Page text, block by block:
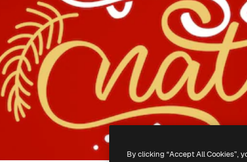
By clicking “Accept All Cookies”,